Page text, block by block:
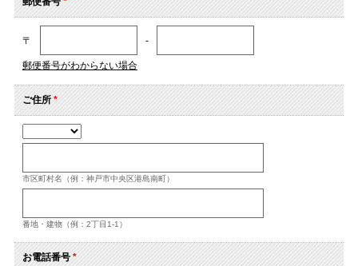
〒 -
郵便番号がわからない場合
ご住所*
市区町村名（例：神戸市中央区港島南町）
番地・建物（例：2丁目1-1）
お電話番号*